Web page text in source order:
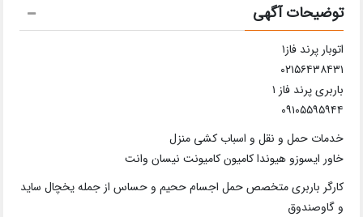
توضیحات آگهی
اتوبار پرند فاز۱
۰۲۱۵۶۴۳۸۴۳۱
باربری پرند فاز ۱
۰۹۱۰۵۵۹۵۹۴۴
خدمات حمل و نقل و اسباب کشی منزل
خاور ایسوزو هیوندا کامیون کامیونت نیسان وانت
کارگر باربری متخصص حمل اجسام ححیم و حساس از جمله یخچال ساید
و گاوصندوق